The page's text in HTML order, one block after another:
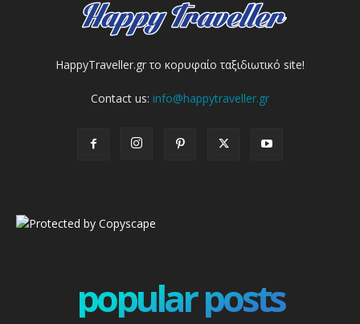
HappyTraveller.gr το κορυφαίο ταξιδιωτικό site!
Contact us: info@happytraveller.gr
popular posts